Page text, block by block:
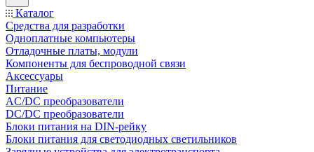
Каталог
Средства для разработки
Одноплатные компьютеры
Отладочные платы, модули
Компоненты для беспроводной связи
Аксессуары
Питание
AC/DC преобразователи
DC/DC преобразователи
Блоки питания на DIN-рейку
Блоки питания для светодиодных светильников